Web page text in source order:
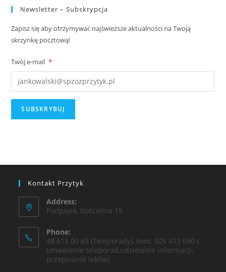
Newsletter – Subskrypcja
Zapisz się aby otrzymywac najświeższe aktualności na Twoją
skrzynkę pocztową!
Twój e-mail *
Kontakt Przytyk
Address:
Podgajek, Kościelna 15
Phone:
48 618 00 69 (Teleporady), kom. 505 413 690 (
umawianie teleporad,udzielanie informacji,
przepisanie leków)